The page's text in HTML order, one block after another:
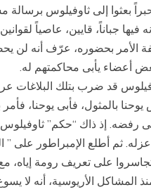
بعثوا إلى ثاوفيلوس برسالة
فيها جباناً، قايين، عاصياً
الأمر بحضوره، عرّف أنه لن
أعضاء يأبى محاكمتهم له.
قد ضرب بتلك البلاغات
بالمثول، فأبى يوحنا،
رفضه. إذ ذاك “حكم” ثاوفيلوس
عزله. ثم أطلع الإمبراطور على ”
على تعريف رومة إياه،
المشاكل الأريوسية، أنه لا